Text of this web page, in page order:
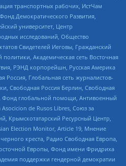
транспортных рабочих, ИстЧам
Демократического Развития,
университет, Центр
исследований, Общество
Свидетелей Иеговы, Гражданский
Академическая сеть Восточная
РЭНД корпорейшн, Русская Америка
Россия, Глобальная сеть журналистов-
Свободная Россия Берлин, Свободная
Фонд глобальной помощи, Антивоенный
de Rusos Libres, Союз за
Крымскотатарский Ресурсный Центр,
Election Monitor, Article 19, Мнение
креста, Радио Свободная Европа,
Европы, Фонд имени Фридриха
поддержки гендерной демократии